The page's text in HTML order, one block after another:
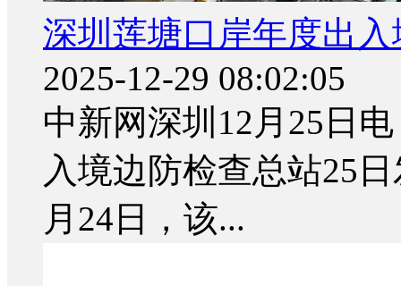
深圳莲塘口岸年度出
2025-12-29 08:02:05
中新网深圳12月25日
入境边防检查总站25
月24日，该...